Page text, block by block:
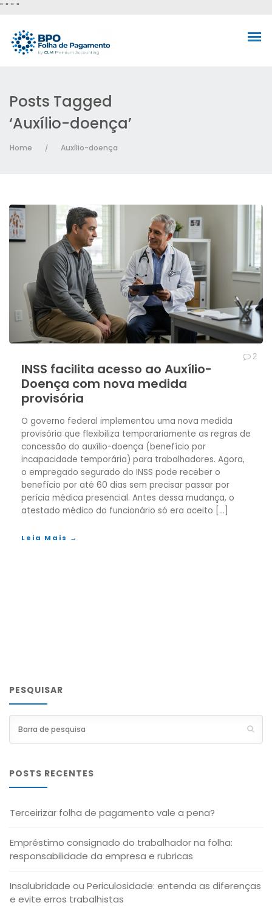
" " " "
Posts Tagged
‘Auxílio-doença’
Home / Auxílio-doença
INSS facilita acesso ao Auxílio-
Doença com nova medida
provisória
2
O governo federal implementou uma nova medida
provisória que flexibiliza temporariamente as regras de
concessão do auxílio-doença (benefício por
incapacidade temporária) para trabalhadores. Agora,
o empregado segurado do INSS pode receber o
benefício por até 60 dias sem precisar passar por
perícia médica presencial. Antes dessa mudança, o
atestado médico do funcionário só era aceito […]
Leia Mais →
PESQUISAR
POSTS RECENTES
Terceirizar folha de pagamento vale a pena?
Empréstimo consignado do trabalhador na folha:
responsabilidade da empresa e rubricas
Insalubridade ou Periculosidade: entenda as diferenças
e evite erros trabalhistas